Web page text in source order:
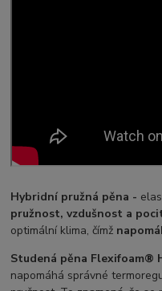
Hybridní pružná pěna -
pružnost, vzdušnost a
optimální klima, čímž
Studená pěna Flexifoam®
napomáhá správné